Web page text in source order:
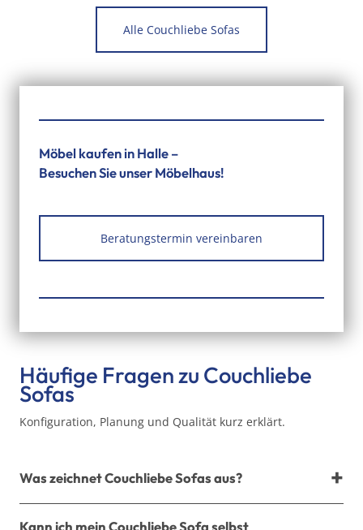
Alle Couchliebe Sofas
Möbel kaufen in Halle –
Besuchen Sie unser Möbelhaus!
Beratungstermin vereinbaren
Häufige Fragen zu Couchliebe
Sofas
Konfiguration, Planung und Qualität kurz erklärt.
Was zeichnet Couchliebe Sofas aus?
Kann ich mein Couchliebe Sofa selbst